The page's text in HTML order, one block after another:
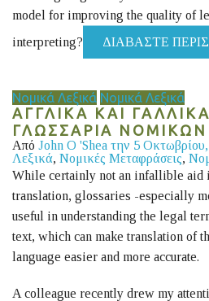
model for improving the quality of
interpreting?
ΔΙΑΒΆΣΤΕ
Νομικά Λεξικά Νομικά Λεξικά
ΑΓΓΛΙΚΑ ΚΑΙ
ΓΛΩΣΣΑΡΙΑ
Από John O 'Shea την 5
Λεξικά, Νομικές Μεταφράσεις,
While certainly not an infallible aid
translation, glossaries -especially
useful in understanding the legal
text, which can make translation of
language easier and more accurate.
A colleague recently drew my